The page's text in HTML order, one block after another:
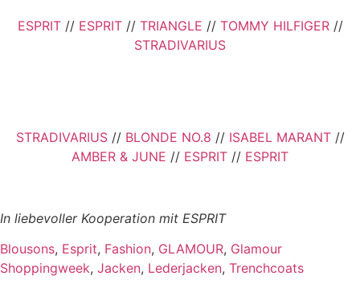
ESPRIT// ESPRIT// TRIANGLE // TOMMY HILFIGER//
STRADIVARIUS
STRADIVARIUS// BLONDE NO.8 // ISABEL MARANT//
AMBER & JUNE // ESPRIT // ESPRIT
In liebevoller Kooperation mit ESPRIT
Blousons, Esprit, Fashion, GLAMOUR, Glamour
Shoppingweek, Jacken, Lederjacken, Trenchcoats